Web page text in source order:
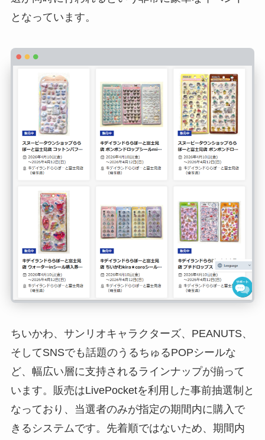
となっています。
ちいかわ、サンリオキャラクターズ、PEANUTS、
そしてSNSでも話題のうるちゅるPOPシールな
ど、幅広い層に支持されるラインナップが揃って
います。販売はLivePocketを利用した事前抽選制と
なっており、当選者のみが指定の期間内に購入で
きるシステムです。先着順ではないため、期間内